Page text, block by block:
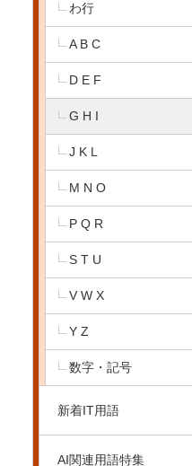
わ行
A B C
D E F
G H I
J K L
M N O
P Q R
S T U
V W X
Y Z
数字・記号
新着IT用語
AI関連用語特集